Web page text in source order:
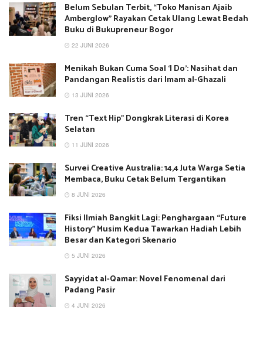
Belum Sebulan Terbit, “Toko Manisan Ajaib
Amberglow” Rayakan Cetak Ulang Lewat Bedah
Buku di Bukupreneur Bogor
22 JUNI 2026
Menikah Bukan Cuma Soal ‘I Do’: Nasihat dan
Pandangan Realistis dari Imam al-Ghazali
13 JUNI 2026
Tren “Text Hip” Dongkrak Literasi di Korea
Selatan
11 JUNI 2026
Survei Creative Australia: 14,4 Juta Warga Setia
Membaca, Buku Cetak Belum Tergantikan
8 JUNI 2026
Fiksi Ilmiah Bangkit Lagi: Penghargaan “Future
History” Musim Kedua Tawarkan Hadiah Lebih
Besar dan Kategori Skenario
5 JUNI 2026
Sayyidat al-Qamar: Novel Fenomenal dari
Padang Pasir
4 JUNI 2026